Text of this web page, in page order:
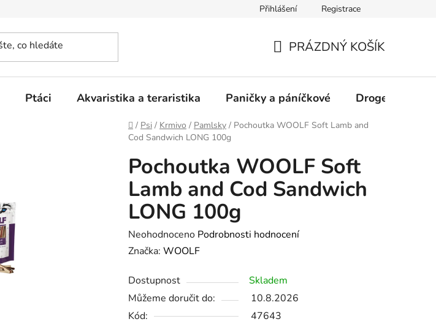
Přihlášení Registrace
KOŠÍK
PRÁZDNÝ KOŠÍK
Ptáci Akvaristika a teraristika Paničky a páníčkové Drogerie
Domů
/ Psi / Krmivo / Pamlsky / Pochoutka WOOLF Soft Lamb and
Cod Sandwich LONG 100g
Pochoutka WOOLF Soft
Lamb and Cod Sandwich
LONG 100g
Průměrné
hodnocení
je
0,0
z
Neohodnoceno Podrobnosti hodnocení
Značka: WOOLF
Dostupnost
Skladem
Můžeme doručit do:
10.8.2026
Kód:
47643